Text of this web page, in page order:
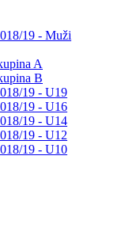
19 - Muži
A
B
19 - U19
19 - U16
19 - U14
19 - U12
19 - U10